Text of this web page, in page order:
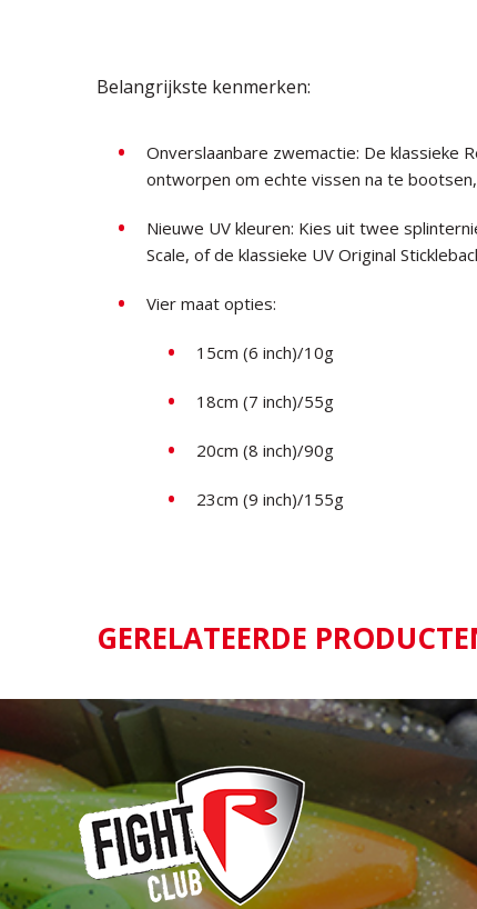
Belangrijkste kenmerken:
Onverslaanbare zwemactie: De klassieke
ontworpen om echte vissen na te
Nieuwe UV kleuren: Kies uit twee
Scale, of de klassieke UV Original
Vier maat opties:
15cm (6 inch)/10g
18cm (7 inch)/55g
20cm (8 inch)/90g
23cm (9 inch)/155g
GERELATEERDE